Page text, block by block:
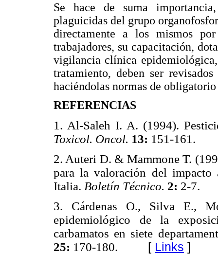
Se hace de suma
plaguicidas del grupo
directamente a los mismos
trabajadores, su capacitación,
vigilancia clínica
tratamiento, deben ser
haciéndolas normas de
REFERENCIAS
1. Al-Saleh I. A. (1994).
Toxicol. Oncol. 13: 151-161.
2. Auteri D. & Mammone T.
para la valoración del impacto
Italia. Boletín Técnico. 2: 2-7.
3. Cárdenas O., Silva E.,
epidemiológico de la
carbamatos en siete
25: 170-180. [ Links ]